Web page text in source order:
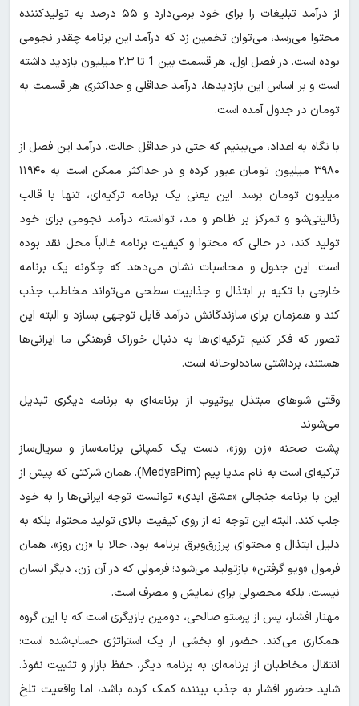
از درآمد تبلیغات را برای خود برمی‌دارد و ۵۵ درصد به تولیدکننده
محتوا می‌رسد، می‌توان تخمین زد که درآمد این برنامه چقدر نجومی
بوده است. در فصل اول، هر قسمت بین 1 تا ۲.۳ میلیون بازدید داشته
است و بر اساس این بازدیدها، درآمد حداقلی و حداکثری هر قسمت به
تومان در جدول آمده است.
با نگاه به اعداد، می‌بینیم که حتی در حداقل حالت، درآمد این فصل از
۳۹۸۰ میلیون تومان عبور کرده و در حداکثر ممکن است به ۱۱۹۴۰
میلیون تومان برسد. این یعنی یک برنامه ترکیه‌ای، تنها با قالب
رئالیتی‌شو و تمرکز بر ظاهر و مد، توانسته درآمد نجومی برای خود
تولید کند، در حالی که محتوا و کیفیت برنامه غالباً محل نقد بوده
است. این جدول و محاسبات نشان می‌دهد که چگونه یک برنامه
خارجی با تکیه بر ابتذال و جذابیت سطحی می‌تواند مخاطب جذب
کند و همزمان برای سازندگانش درآمد قابل توجهی بسازد و البته این
تصور که فکر کنیم ترکیه‌ای‌ها به دنبال خوراک فرهنگی ما ایرانی‌ها
هستند، برداشتی ساده‌لوحانه است.
وقتی شوهای مبتذل یوتیوب از برنامه‌ای به برنامه‌ دیگری تبدیل
می‌شوند
پشت صحنه‌ «زن روز»، دست یک کمپانی برنامه‌ساز و سریال‌ساز
ترکیه‌ای است به نام مدیا پیم (MedyaPim). همان شرکتی که پیش از
این با برنامه جنجالی «عشق ابدی» توانست توجه ایرانی‌ها را به خود
جلب کند. البته این توجه نه از روی کیفیت بالای تولید محتوا، بلکه به
دلیل ابتذال و محتوای پرزرق‌وبرق برنامه بود. حالا با «زن روز»، همان
فرمول «ویو گرفتن» بازتولید می‌شود؛ فرمولی که در آن زن، دیگر انسان
نیست، بلکه محصولی برای نمایش و مصرف است.
مهناز افشار، پس از پرستو صالحی، دومین بازیگری است که با این گروه
همکاری می‌کند. حضور او بخشی از یک استراتژی حساب‌شده است؛
انتقال مخاطبان از برنامه‌ای به برنامه دیگر، حفظ بازار و تثبیت نفوذ.
شاید حضور افشار به جذب بیننده کمک کرده باشد، اما واقعیت تلخ